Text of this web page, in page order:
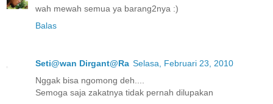
wah mewah semua ya barang2nya :)
Balas
Seti@wan Dirgant@Ra Selasa, Februari 23, 2010
Nggak bisa ngomong deh....
Semoga saja zakatnya tidak pernah dilupakan